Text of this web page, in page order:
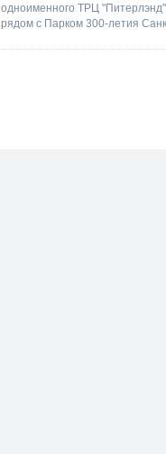
одноименного ТРЦ
рядом с Парком 300-летия